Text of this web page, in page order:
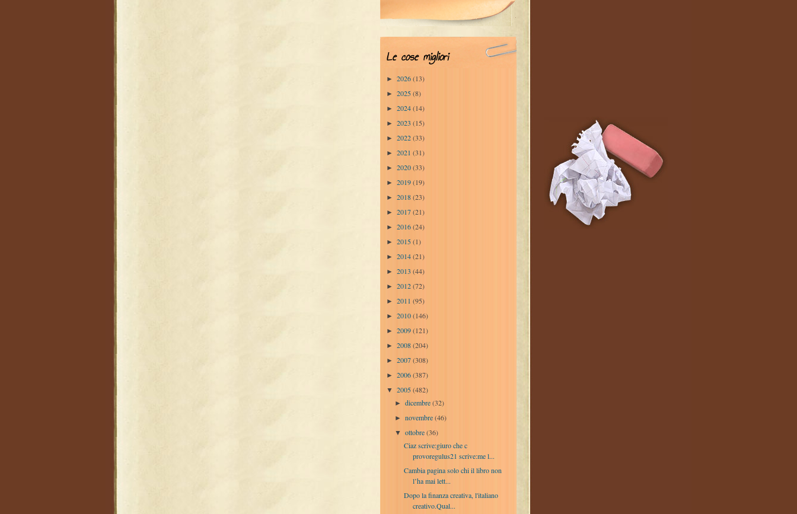
Le cose migliori
► 2026(13)
► 2025(8)
► 2024(14)
► 2023 (15)
► 2022(33)
► 2021 (31)
► 2020(33)
► 2019(19)
► 2018(23)
► 2017(21)
► 2016(24)
► 2015(1)
► 2014(21)
► 2013 (44)
► 2012(72)
► 2011 (95)
► 2010(146)
► 2009(121)
► 2008(204)
► 2007(308)
► 2006(387)
▼ 2005(482)
►dicembre(32)
►novembre(46)
▼ottobre(36)
Ciaz scrive:giuro che c
provoregulus21 scrive:me l...
Cambia pagina solo chi il libro non
l’ha mai lett...
Dopo la finanza creativa, l'italiano
creativo.Qual...